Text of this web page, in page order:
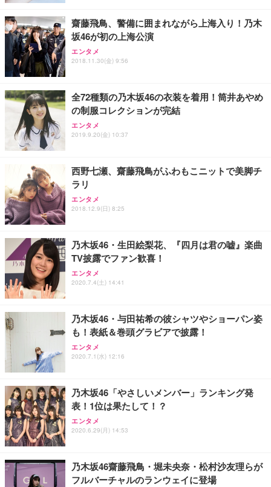
ョン PCチェア 通気性メッシュ ゲーミング/勉強/事
務用 おしゃれ パソコンチェア (ブラック)
Sezlife オフィスチェア デスクチェア 疲れない テレ
ワーク チェア 強化バックレスト 30度ロッキング機
能 人間工学 椅子 腰サポート 90度跳ね上げ式アーム
務用 おしゃれ パソコンチェア (ホワイト)
ANDWINT オフィスチェア デスクチェア 肘なし メ
ッシュ 通気性 ランバーサポート付き 腰サポート ガ
ス圧無段階昇降 360度回転 キャスター付き コンパク
【整備済み品】Dell E2724HS 27インチ 液晶モニタ
ー フルHD（1920×1080）VA 非光沢 HDMI/DisplayP
ort/VGA スピーカー内蔵 高さ調整 スイベル VESA対
【MiniLED/24.5inch/280Hz/FHD】GRAPHT THE S
HOOTER Gaming Monitor 24” Essential ゲーミン
グモニター QD 24.5インチ 1ms FHD 量子ドット 残
Smart Basic(スマートベーシック) 【Amazon.co.jp
限定】 Smart Basic アイリスオーヤマ ペットシーツ
超厚型 お徳用 ワイド 100枚入 (x 1) (ケース販売)
アイリスオーヤマ ペットシーツ 超厚型 お徳用 レギ
ュラー 200枚入【Amazon.co.jp限定】
齋藤飛鳥、警備に囲まれながら上海入り！乃木
坂46が初の上海公演
エンタメ
2018.11.30(金) 9:56
全72種類の乃木坂46の衣装を着用！筒井あやめ
の制服コレクションが完結
エンタメ
2019.9.20(金) 10:37
西野七瀬、齋藤飛鳥がふわもこニットで美脚チ
ラリ
エンタメ
2018.12.9(日) 8:25
乃木坂46・生田絵梨花、『四月は君の嘘』楽曲
TV披露でファン歓喜！
エンタメ
2020.7.4(土) 14:41
乃木坂46・与田祐希の彼シャツやショーパン姿
も！表紙＆巻頭グラビアで披露！
エンタメ
2020.7.1(水) 12:16
乃木坂46「やさしいメンバー」ランキング発
表！1位は果たして！？
エンタメ
2020.6.29(月) 14:53
乃木坂46齋藤飛鳥・堀未央奈・松村沙友理らが
フルバーチャルのランウェイに登場